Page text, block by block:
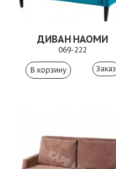
ДИВАН НАОМИ
069-222
Заказ